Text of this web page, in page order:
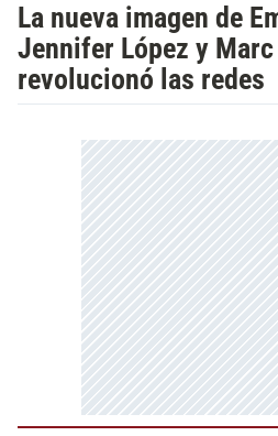
La nueva imagen de
Jennifer López y
revolucionó las redes